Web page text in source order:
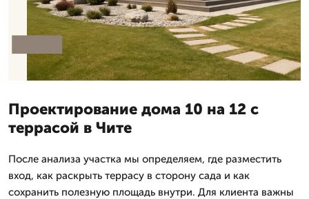
Проектирование дома 10 на 12 с
террасой в Чите
После анализа участка мы определяем, где разместить
вход, как раскрыть террасу в сторону сада и как
сохранить полезную площадь внутри. Для клиента важны